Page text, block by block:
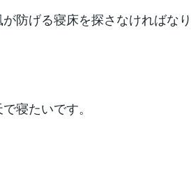
防げる寝床を探さなければなり
寝たいです。